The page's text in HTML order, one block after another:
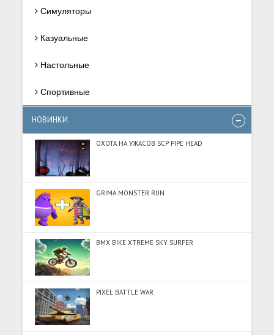
Симуляторы
Казуальные
Настольные
Спортивные
НОВИНКИ
ОХОТА НА УЖАСОВ SCP PIPE HEAD
GRIMA MONSTER RUN
BMX BIKE XTREME SKY SURFER
PIXEL BATTLE WAR